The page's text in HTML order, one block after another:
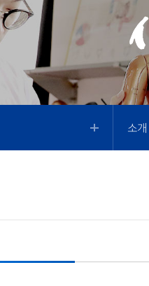
소